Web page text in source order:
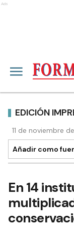
Ads
EDICIÓN
11 de noviembre
Añadir como
En 14